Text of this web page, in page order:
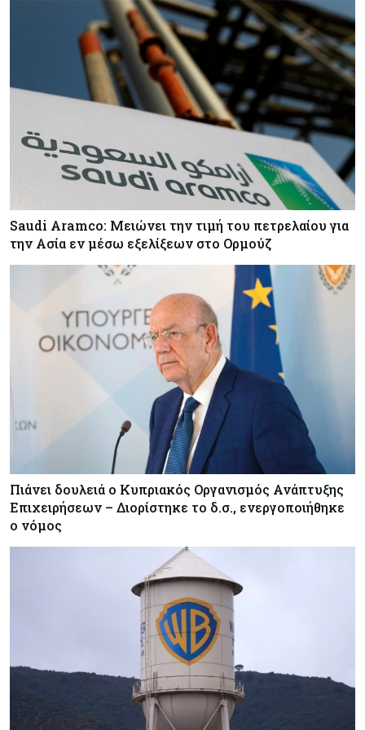
Saudi Aramco: Μειώνει την τιμή του πετρελαίου για
την Ασία εν μέσω εξελίξεων στο Ορμούζ
Πιάνει δουλειά ο Κυπριακός Οργανισμός Ανάπτυξης
Επιχειρήσεων – Διορίστηκε το δ.σ., ενεργοποιήθηκε
ο νόμος